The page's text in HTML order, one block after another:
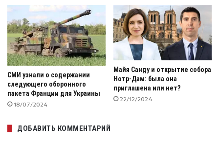
СМИ узнали о содержании
следующего оборонного
пакета Франции для Украины
18/07/2024
Майя Санду и открытие собора
Нотр-Дам: была она
приглашена или нет?
22/12/2024
ДОБАВИТЬ КОММЕНТАРИЙ